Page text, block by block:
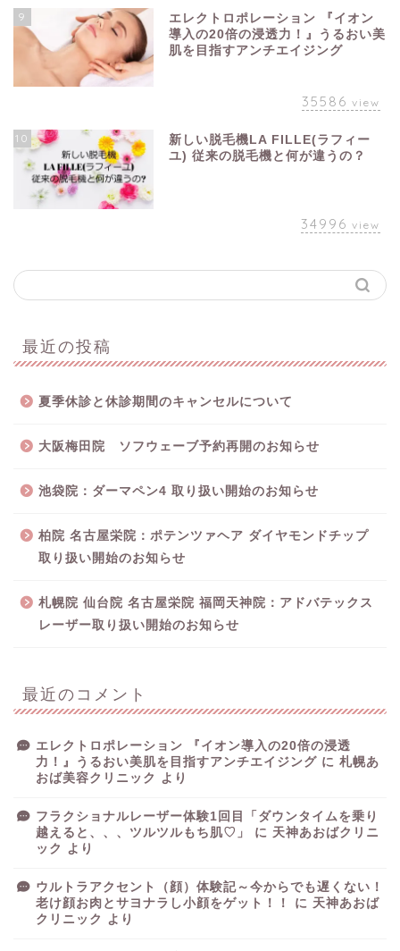
9
エレクトロポレーション 『イオン
導入の20倍の浸透力！』うるおい美
肌を目指すアンチエイジング
35586 view
10
新しい脱毛機LA FILLE(ラフィー
ユ) 従来の脱毛機と何が違うの？
34996 view
最近の投稿
夏季休診と休診期間のキャンセルについて
大阪梅田院 ソフウェーブ予約再開のお知らせ
池袋院：ダーマペン4 取り扱い開始のお知らせ
柏院 名古屋栄院：ポテンツァヘア ダイヤモンドチップ
取り扱い開始のお知らせ
札幌院 仙台院 名古屋栄院 福岡天神院：アドバテックス
レーザー取り扱い開始のお知らせ
最近のコメント
エレクトロポレーション 『イオン導入の20倍の浸透
力！』うるおい美肌を目指すアンチエイジング に 札幌あ
おば美容クリニック
より
フラクショナルレーザー体験1回目「ダウンタイムを乗り
越えると、、、ツルツルもち肌♡」
に 天神あおばクリニ
ック
より
ウルトラアクセント（顔）体験記～今からでも遅くない！
老け顔お肉とサヨナラし小顔をゲット！！
に 天神あおば
クリニック
より